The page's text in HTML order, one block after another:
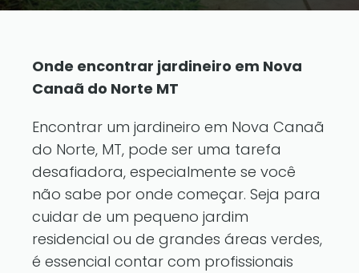
Onde encontrar jardineiro em Nova
Canaã do Norte MT
Encontrar um jardineiro em Nova Canaã
do Norte, MT, pode ser uma tarefa
desafiadora, especialmente se você
não sabe por onde começar. Seja para
cuidar de um pequeno jardim
residencial ou de grandes áreas verdes,
é essencial contar com profissionais